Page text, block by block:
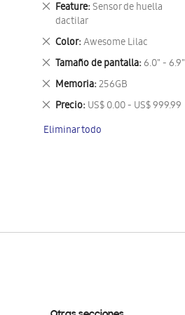
Feature Sensor de huella
dactilar
Eliminar
este
artículo
Color Awesome Lilac
Eliminar
este
artículo
Tamaño de pantalla 6.0" - 6.9"
Eliminar
este
artículo
Memoria 256GB
Eliminar
este
artículo
Precio US$ 0.00 - US$ 999.99
Eliminar
artículo
Eliminar todo